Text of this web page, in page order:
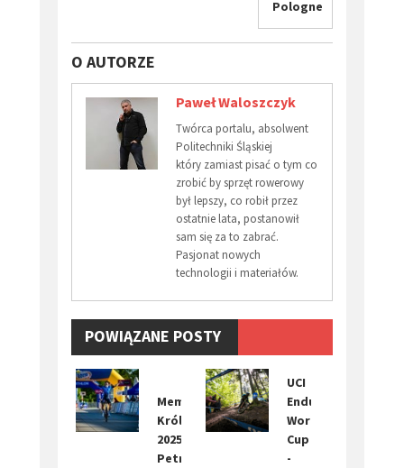
Pologne
O AUTORZE
Paweł Waloszczyk
Twórca portalu, absolwent
Politechniki Śląskiej
który zamiast pisać o tym co
zrobić by sprzęt rowerowy
był lepszy, co robił przez
ostatnie lata, postanowił
sam się za to zabrać.
Pasjonat nowych
technologii i materiałów.
POWIĄZANE POSTY
Memoriał
Królaka
2025.
Petryszyn
​UCI
Enduro
World
Cup
-